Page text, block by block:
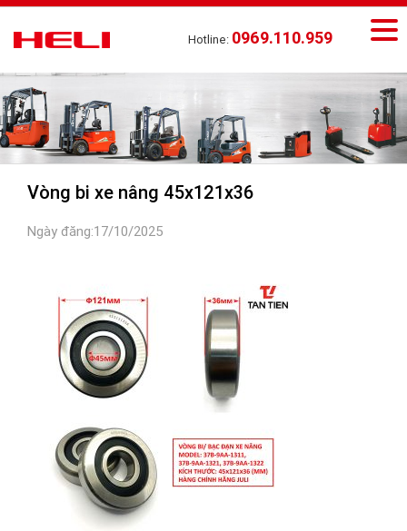
Hotline: 0969.110.959
Vòng bi xe nâng 45x121x36
Ngày đăng:17/10/2025